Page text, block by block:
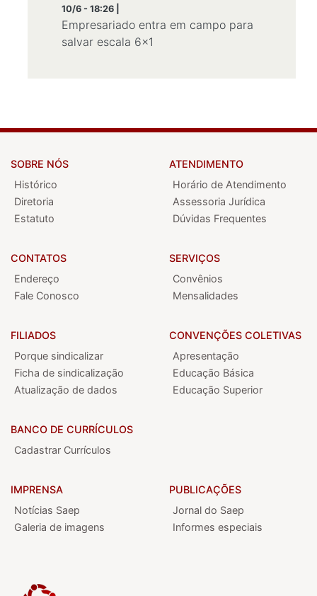
10/6 - 18:26 |
Empresariado entra em campo para
salvar escala 6x1
SOBRE NÓS
Histórico
Diretoria
Estatuto
CONTATOS
Endereço
Fale Conosco
ATENDIMENTO
Horário de Atendimento
Assessoria Jurídica
Dúvidas Frequentes
SERVIÇOS
Convênios
Mensalidades
FILIADOS
Porque sindicalizar
Ficha de sindicalização
Atualização de dados
BANCO DE CURRÍCULOS
Cadastrar Currículos
CONVENÇÕES COLETIVAS
Apresentação
Educação Básica
Educação Superior
IMPRENSA
Notícias Saep
Galeria de imagens
PUBLICAÇÕES
Jornal do Saep
Informes especiais